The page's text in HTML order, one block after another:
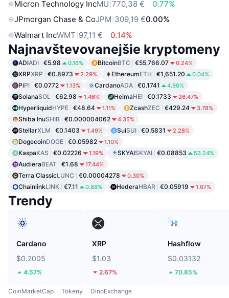
Micron Technology IncMU 770,38 €
0.77%
JPmorgan Chase & CoJPM 309,19 €0.00%
Walmart IncWMT 97,11 € 0.14%
Najnavštevovanejšie kryptomeny
ADIADI €5.98 0.16% BitcoinBTC €55,766.07 0.24%
XRPXRP €0.8973 2.29% EthereumETH €1,651.20 0.04%
PiPI €0.0772 1.13% CardanoADA €0.1741 4.90%
SolanaSOL €62.98 1.46% HeimaHEI €0.1733 26.47%
HyperliquidHYPE €48.64 1.11% ZcashZEC €429.24 3.78%
Shiba InuSHIB €0.000004062 4.35%
StellarXLM €0.1403 1.49% SuiSUI €0.5831 2.28%
DogecoinDOGE €0.05982 1.10%
KaspaKAS €0.02226 1.19% SKYAISKYAI €0.08853 53.24%
AudieraBEAT €1.68 17.44%
Terra ClassicLUNC €0.00004278 0.30%
ChainlinkLINK €7.11 0.88% HederaHBAR €0.05919 1.07%
Trendy
Cardano
$0.2005
4.57%
XRP
$1.03
2.67%
Hashflow
$0.03132
70.85%
CoinMarketCap Tokeny DinoExchange